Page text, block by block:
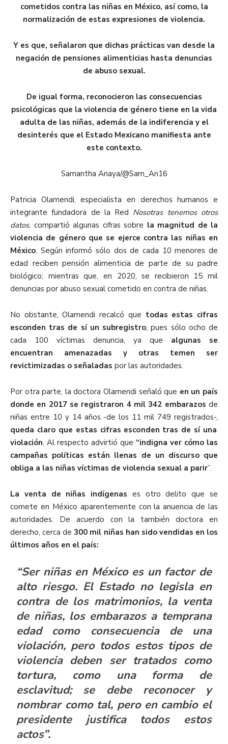
cometidos contra las niñas en México, así como, la
normalización de estas expresiones de violencia.
Y es que, señalaron que dichas prácticas van desde la
negación de pensiones alimenticias hasta denuncias
de abuso sexual.
De igual forma, reconocieron las consecuencias
psicológicas que la violencia de género tiene en la vida
adulta de las niñas, además de la indiferencia y el
desinterés que el Estado Mexicano manifiesta ante
este contexto.
Samantha Anaya/@Sam_An16
Patricia Olamendi, especialista en derechos humanos e
integrante fundadora de la Red Nosotras tenemos otros
datos, compartió algunas cifras sobre la magnitud de la
violencia de género que se ejerce contra las niñas en
México. Según informó sólo dos de cada 10 menores de
edad reciben pensión alimenticia de parte de su padre
biológico; mientras que, en 2020, se recibieron 15 mil
denuncias por abuso sexual cometido en contra de niñas.
No obstante, Olamendi recalcó que todas estas cifras
esconden tras de sí un subregistro, pues sólo ocho de
cada 100 víctimas denuncia, ya que algunas se
encuentran amenazadas y otras
temen ser
revictimizadas o señaladas por las autoridades.
Por otra parte, la doctora Olamendi señaló que en un país
donde en 2017 se registraron 4 mil 342 embarazos de
niñas entre 10 y 14 años -de los 11 mil 749 registrados-,
queda claro que estas cifras esconden tras de sí una
violación. Al respecto advirtió que “indigna ver cómo las
campañas políticas están llenas de un discurso que
obliga a las niñas víctimas de violencia sexual a parir”.
La venta de niñas indígenas es otro delito que se
comete en México aparentemente con la anuencia de las
autoridades. De acuerdo con la también doctora en
derecho, cerca de300 mil niñas han sido vendidas en los
últimos años en el país:
“Ser niñas en México es un factor de
alto riesgo. El Estado no legisla en
contra de los matrimonios, la venta
de niñas, los embarazos a temprana
edad como consecuencia de una
violación, pero todos estos tipos de
violencia deben ser tratados como
tortura, como una forma de
esclavitud; se debe reconocer y
nombrar como tal, pero en cambio el
presidente justifica todos estos
actos”.